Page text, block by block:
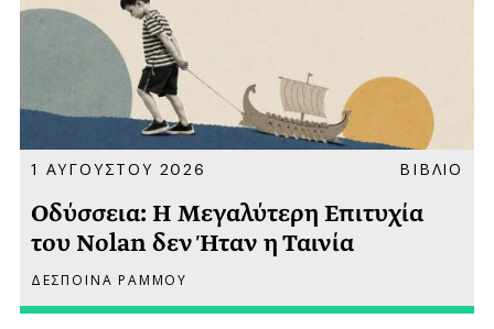
1 ΑΥΓΟΥΣΤΟΥ 2026 ΒΙΒΛΙΟ
Οδύσσεια: Η Μεγαλύτερη Επιτυχία
του Nolan δεν Ήταν η Ταινία
ΔΕΣΠΟΙΝΑ ΡΑΜΜΟΥ